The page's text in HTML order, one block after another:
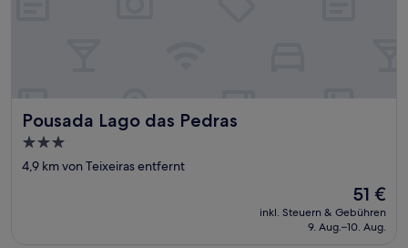
Pousada Lago das Pedras
Pousada Lago das Pedras
3.0-
Sterne-
4,9 km von Teixeiras entfernt
Der
Preis
beträgt
51 €
inkl. Steuern & Gebühren
9. Aug.–10. Aug.